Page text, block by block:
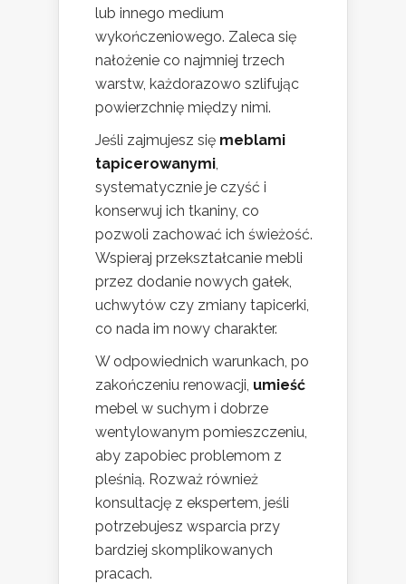
lub innego medium
wykończeniowego. Zaleca się
nałożenie co najmniej trzech
warstw, każdorazowo szlifując
powierzchnię między nimi.
Jeśli zajmujesz się meblami
tapicerowanymi,
systematycznie je czyść i
konserwuj ich tkaniny, co
pozwoli zachować ich świeżość.
Wspieraj przekształcanie mebli
przez dodanie nowych gałek,
uchwytów czy zmiany tapicerki,
co nada im nowy charakter.
W odpowiednich warunkach, po
zakończeniu renowacji, umieść
mebel w suchym i dobrze
wentylowanym pomieszczeniu,
aby zapobiec problemom z
pleśnią. Rozważ również
konsultację z ekspertem, jeśli
potrzebujesz wsparcia przy
bardziej skomplikowanych
pracach.